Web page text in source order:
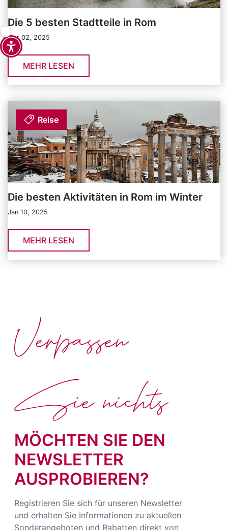
Die 5 besten Stadtteile in Rom
Dec 02, 2025
MEHR LESEN
Reise
Die besten Aktivitäten in Rom im Winter
Jan 10, 2025
MEHR LESEN
MÖCHTEN SIE DEN
NEWSLETTER
AUSPROBIEREN?
Registrieren Sie sich für unseren Newsletter
und erhalten Sie Informationen zu aktuellen
Sonderangeboten und Rabatten direkt von
Verpassen
Sie nichts